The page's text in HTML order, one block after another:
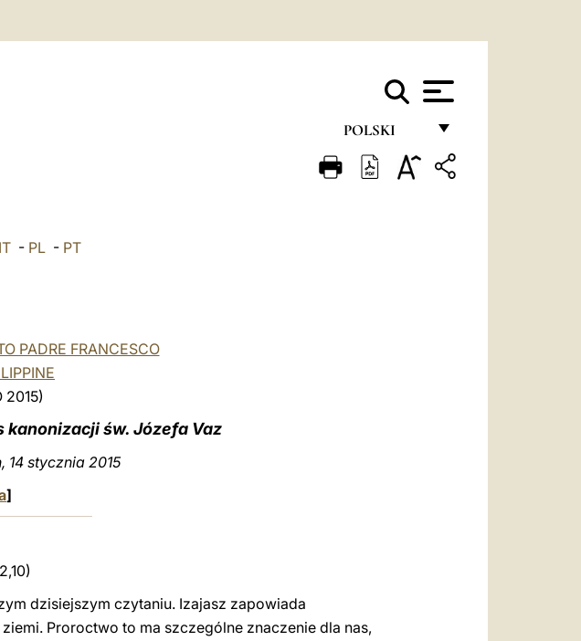
POLSKI
FRANÇAIS
IT - PL - PT
PADRE FRANCESCO
2015)
kanonizacji św. Józefa Vaz
14 stycznia 2015
]
dzisiejszym czytaniu. Izajasz zapowiada
Proroctwo to ma szczególne znaczenie dla nas,